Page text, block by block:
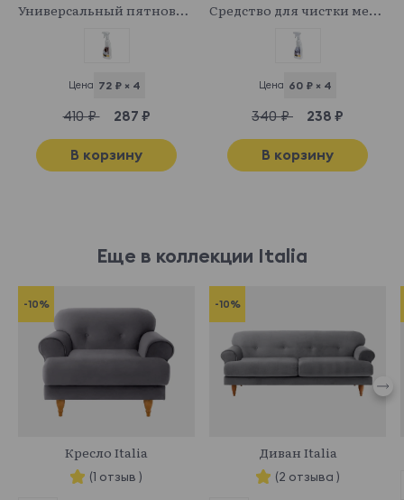
Универсальный пятновыводитель
Цена 72 ₽ × 4
410 ₽ 287 ₽
В корзину
Средство для чистки мебельных тканей
Цена 60 ₽ × 4
340 ₽ 238 ₽
В корзину
Еще в коллекции Italia
-10%
Кресло Italia
(1 отзыв )
-10%
Диван Italia
(2 отзыва )